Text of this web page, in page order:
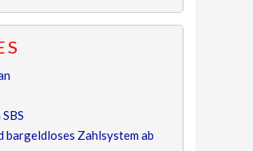
bargeldloses Zahlsystem ab